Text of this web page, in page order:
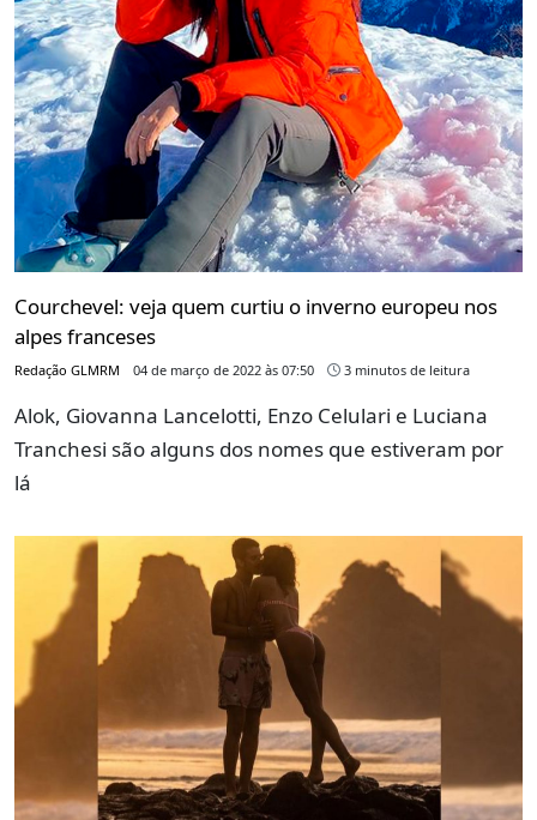
Courchevel: veja quem curtiu o inverno europeu nos
alpes franceses
Redação GLMRM 04 de março de 2022 às 07:50 3 minutos de leitura
Alok, Giovanna Lancelotti, Enzo Celulari e Luciana
Tranchesi são alguns dos nomes que estiveram por
lá